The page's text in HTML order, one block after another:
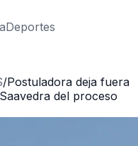
Deportes
/Postuladora deja fuera
del proceso